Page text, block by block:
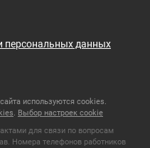
персональных данных
используются cookies.
. Выбор настроек cookie
для связи по вопросам
Номера телефонов работников